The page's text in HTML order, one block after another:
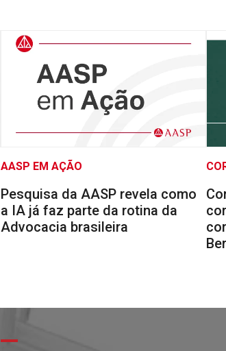
AASP EM AÇÃO
Pesquisa da AASP revela como
a IA já faz parte da rotina da
Advocacia brasileira